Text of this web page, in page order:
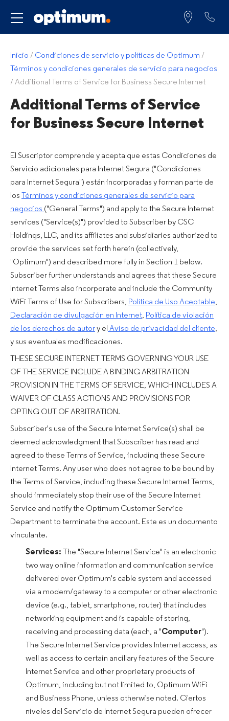
Servicio para
Inicio / Condiciones de servicio y políticas de Optimum /
Términos y condiciones generales de servicio para negocios
/ Additional Terms of Service for Business Secure Internet
Additional Terms of Service
for Business Secure Internet
El Suscriptor comprende y acepta que estas Condiciones de
Servicio adicionales para Internet Segura ("Condiciones
para Internet Segura") están incorporadas y forman parte de
los
Términos y condiciones generales de servicio para
negocios ("General Terms") and apply to the Secure Internet
services ("Service(s)") provided to Subscriber by CSC
Holdings, LLC, and its affiliates and subsidiaries authorized to
provide the services set forth herein (collectively,
"Optimum") and described more fully in Section 1 below.
Subscriber further understands and agrees that these Secure
Internet Terms also incorporate and include the Community
WiFi Terms of Use for Subscribers, Política de Uso Aceptable,
Declaración de divulgación en Internet, Política de violación
de los derechos de autory el Aviso de privacidad del cliente,
y sus eventuales modificaciones.
THESE SECURE INTERNET TERMS GOVERNING YOUR USE
OF THE SERVICE INCLUDE A BINDING ARBITRATION
PROVISION IN THE TERMS OF SERVICE, WHICH INCLUDES A
WAIVER OF CLASS ACTIONS AND PROVISIONS FOR
OPTING OUT OF ARBITRATION.
Subscriber's use of the Secure Internet Service(s) shall be
deemed acknowledgment that Subscriber has read and
agreed to these Terms of Service, including these Secure
Internet Terms. Any user who does not agree to be bound by
the Terms of Service, including these Secure Internet Terms,
should immediately stop their use of the Secure Internet
Service and notify the Optimum Customer Service
Department to terminate the account. Este es un documento
vinculante.
Services: The "Secure Internet Service" is an electronic
two way online information and communication service
delivered over Optimum's cable system and accessed
via a modem/gateway to a computer or other electronic
device (e.g., tablet, smartphone, router) that includes
networking equipment and is capable of storing,
receiving and processing data (each, a "Computer").
The Secure Internet Service provides Internet access, as
well as access to certain ancillary features of the Secure
Internet Service and other proprietary products of
Optimum, including but not limited to, Optimum WiFi
and Business Phone, unless otherwise noted. Ciertos
niveles del Servicio de Internet Segura pueden ofrecer